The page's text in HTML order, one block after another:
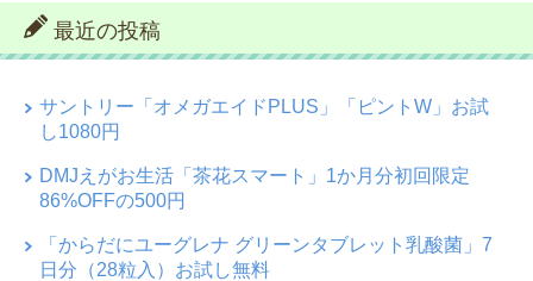
最近の投稿
サントリー「オメガエイドPLUS」「ピントW」お試
し1080円
DMJえがお生活「茶花スマート」1か月分初回限定
86%OFFの500円
「からだにユーグレナ グリーンタブレット乳酸菌」7
日分（28粒入）お試し無料